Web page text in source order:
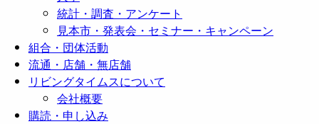
統計・調査・アンケート
見本市・発表会・セミナー・キャンペーン
組合・団体活動
流通・店舗・無店舗
リビングタイムスについて
会社概要
購読・申し込み